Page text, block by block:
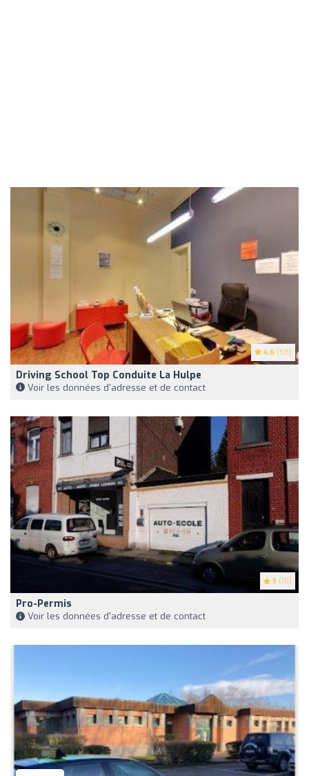
4.6 (58)
Driving School Top Conduite La Hulpe
Voir les données d'adresse et de contact
5 (10)
Pro-Permis
Voir les données d'adresse et de contact